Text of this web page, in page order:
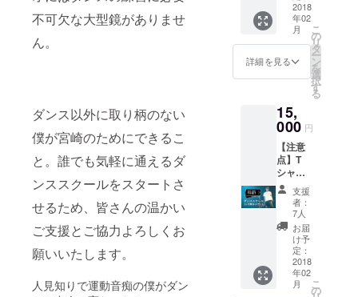
不可欠な大型鏡がありませ
ん。
ダンス以外に取り柄のない
僕が宮崎のためにできるこ
と。誰でも気軽に通えるダ
ンススクールをスタートさ
せるため、皆さんの温かい
ご支援とご協力よろしくお
願いいたします。
人見知りで運動音痴の僕がダン
ンから
1ヶ月間
無料で
利用で
きま
類や開
催日時
などは
別途ご
連絡い
たしま
す。
（黒 or
白）2種
類を用
意して
いま
す。支
援時の
に希望
のサイ
ズとカ
ラーを
入力し
てくだ
さい。
商品券
はダン
ススタ
ジオ近
隣のお
店（恋
史郎
コー
2018
年02
月
詳細を見る
こ
の
リ
タ
ー
ン
を
選
択
す
る
15,
000 円
【注意
点】T
シャツ
はサイ
ズ
（S,M,L
,XL）4
種類、
カラー
（黒 or
白）2種
類を用
支援
者：
7人
お届
け予
定：
2018
年02
月
こ
の